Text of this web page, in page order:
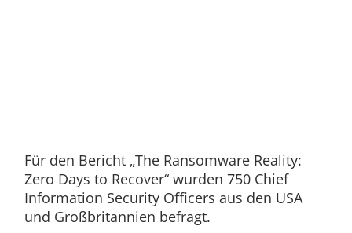
Für den Bericht „The Ransomware Reality:
Zero Days to Recover“ wurden 750 Chief
Information Security Officers aus den USA
und Großbritannien befragt.